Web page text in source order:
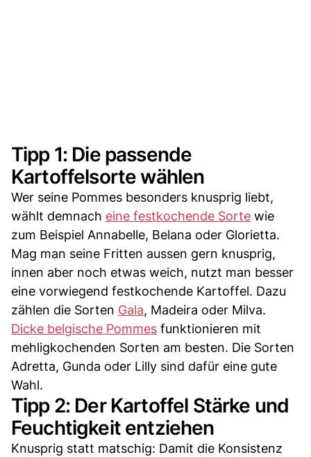
Tipp 1: Die passende
Kartoffelsorte wählen
Wer seine Pommes besonders knusprig liebt,
wählt demnach eine festkochende Sorte wie
zum Beispiel Annabelle, Belana oder Glorietta.
Mag man seine Fritten aussen gern knusprig,
innen aber noch etwas weich, nutzt man besser
eine vorwiegend festkochende Kartoffel. Dazu
zählen die Sorten Gala, Madeira oder Milva.
Dicke belgische Pommes funktionieren mit
mehligkochenden Sorten am besten. Die Sorten
Adretta, Gunda oder Lilly sind dafür eine gute
Wahl.
Tipp 2: Der Kartoffel Stärke und
Feuchtigkeit entziehen
Knusprig statt matschig: Damit die Konsistenz